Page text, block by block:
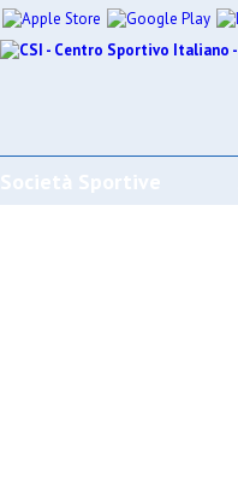
Società Sportive